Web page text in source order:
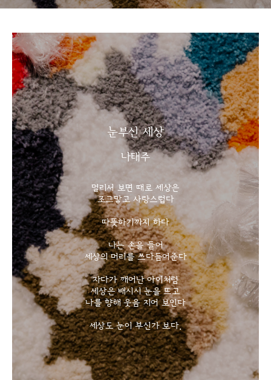
눈부신 세상
나태주
멀리서 보면 때로 세상은
조그맣고 사랑스럽다
따뜻하기까지 하다
나는 손을 들어
세상의 머리를 쓰다듬어준다
자다가 깨어난 아이처럼
세상은 배시시 눈을 뜨고
나를 향해 웃음 지어 보인다
세상도 눈이 부신가 보다.